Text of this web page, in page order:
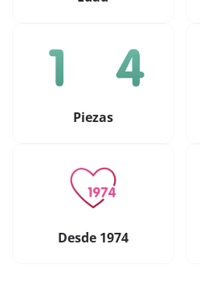
Piezas
Desde 1974